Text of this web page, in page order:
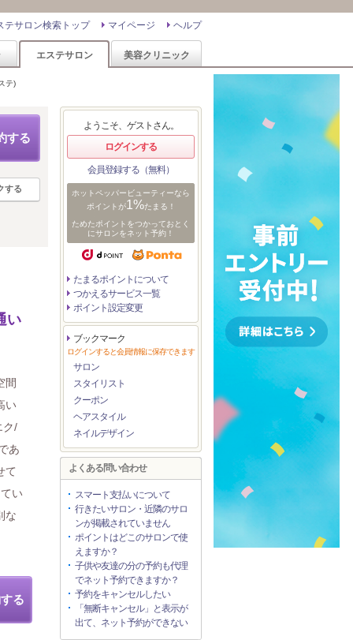
ヘルプ
マイページ
テサロン検索トップ
エステサロン 美容クリニック
テ)
する
する
い
間
い
ク/
あ
て
い
な
る
ようこそ、ゲストさん。
ログインする
会員登録する（無料）
ホットペッパービューティーなら
ポイントが1%たまる！
ためたポイントをつかっておとく
にサロンをネット予約！
たまるポイントについて
つかえるサービス一覧
ポイント設定変更
ブックマーク
ログインすると会員情報に保存できます
サロン
スタイリスト
クーポン
ヘアスタイル
ネイルデザイン
よくある問い合わせ
スマート支払いについて
行きたいサロン・近隣のサロ
ンが掲載されていません
ポイントはどこのサロンで使
えますか？
子供や友達の分の予約も代理
でネット予約できますか？
予約をキャンセルしたい
「無断キャンセル」と表示が
出て、ネット予約ができない